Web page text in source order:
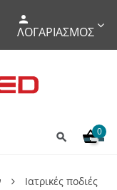
ΛΟΓΑΡΙΑΣΜΌΣ
0
Ιατρικές ποδιές